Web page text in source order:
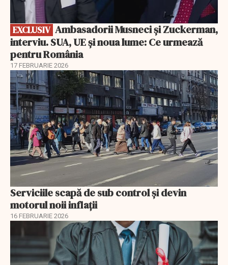
EXCLUSIV
interviu. SUA, UE și noua lume: Ce urmează
pentru România
17 FEBRUARIE 2026
Serviciile scapă de sub control și devin
motorul noii inflații
16 FEBRUARIE 2026